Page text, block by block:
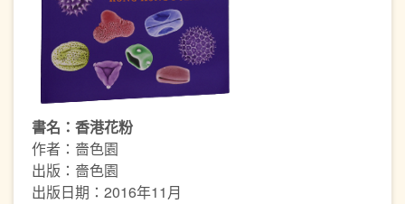
書名：香港花粉
作者：嗇色園
出版：嗇色園
出版日期：2016年11月